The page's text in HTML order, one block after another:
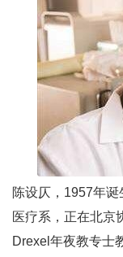
陈设仄，1957年
医疗系，正在北京
Drexel年夜教专士